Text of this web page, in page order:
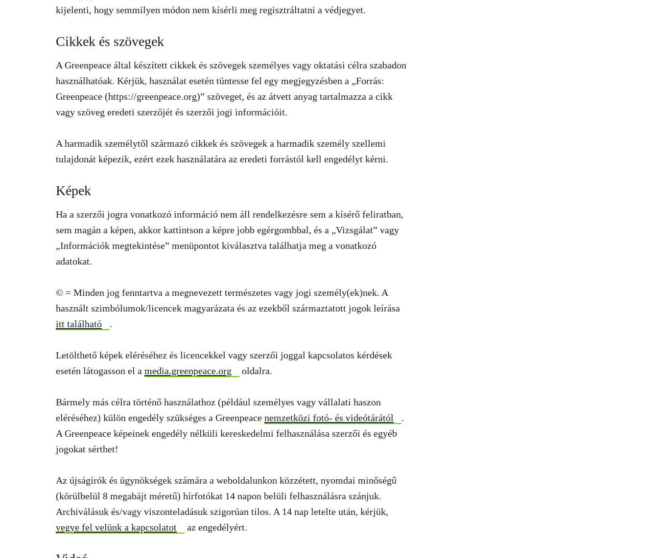
kijelenti, hogy semmilyen módon nem kísérli meg regisztráltatni a védjegyet.
Cikkek és szövegek
A Greenpeace által készített cikkek és szövegek személyes vagy oktatási célra szabadon
használhatóak. Kérjük, használat esetén tüntesse fel egy megjegyzésben a „Forrás:
Greenpeace (https://greenpeace.org)” szöveget, és az átvett anyag tartalmazza a cikk
vagy szöveg eredeti szerzőjét és szerzői jogi információit.
A harmadik személytől származó cikkek és szövegek a harmadik személy szellemi
tulajdonát képezik, ezért ezek használatára az eredeti forrástól kell engedélyt kérni.
Képek
Ha a szerzői jogra vonatkozó információ nem áll rendelkezésre sem a kísérő feliratban,
sem magán a képen, akkor kattintson a képre jobb egérgombbal, és a „Vizsgálat” vagy
„Információk megtekintése” menüpontot kiválasztva találhatja meg a vonatkozó
adatokat.
© = Minden jog fenntartva a megnevezett természetes vagy jogi személy(ek)nek. A
használt szimbólumok/licencek magyarázata és az ezekből származtatott jogok leírása
itt található
.
Letölthető képek eléréséhez és licencekkel vagy szerzői joggal kapcsolatos kérdések
esetén látogasson el a media.greenpeace.org oldalra.
Bármely más célra történő használathoz (például személyes vagy vállalati haszon
eléréséhez) külön engedély szükséges a Greenpeace nemzetközi fotó- és videótárától
.
A Greenpeace képeinek engedély nélküli kereskedelmi felhasználása szerzői és egyéb
jogokat sérthet!
Az újságírók és ügynökségek számára a weboldalunkon közzétett, nyomdai minőségű
(körülbelül 8 megabájt méretű) hírfotókat 14 napon belüli felhasználásra szánjuk.
Archiválásuk és/vagy viszonteladásuk szigorúan tilos. A 14 nap letelte után, kérjük,
vegye fel velünk a kapcsolatot
az engedélyért.